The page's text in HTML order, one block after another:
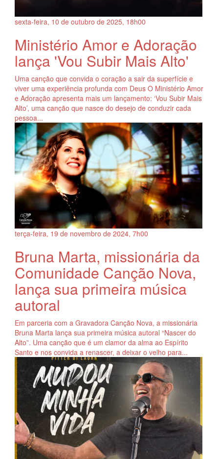
sexta-feira, 10 de outubro de 2025, 18h00
Ministério Amor e Adoração
lança 'Vou Subir Mais Alto'
Uma canção que convida o coração a sair da superfície e
viver uma experiência profunda com Deus O Ministério Amor
e Adoração apresenta mais um lançamento: ‘Vou Subir Mais
Alto’, uma canção que nasce do desejo de conduzir cada
pessoa...
terça-feira, 19 de novembro de 2024, 7h00
Bruna Marta, missionária da
Comunidade Canção Nova,
lança sua primeira música
autoral
Em parceria com a Gravadora Canção Nova, a missionária
Bruna Marta lança sua primeira música autoral “Nascer do
Alto”. Uma canção que é um clamor da alma ao Espírito
Santo e nos convida a renascer, a deixar o velho para...